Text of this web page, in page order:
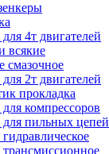
4т двигателей
всякие
смазочное
2т двигателей
прокладка
компрессоров
пильных цепей